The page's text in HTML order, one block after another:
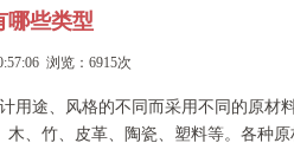
哪些类型
浏览：6915次
用途、风格的不同而采用不同的原材
木、竹、皮革、陶瓷、塑料等。各种